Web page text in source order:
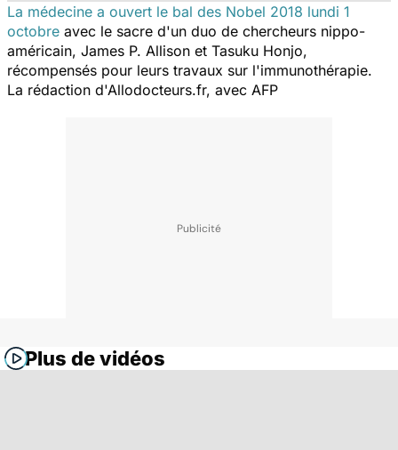
La médecine a ouvert le bal des Nobel 2018 lundi 1
octobre avec le sacre d'un duo de chercheurs nippo-
américain, James P. Allison et Tasuku Honjo,
récompensés pour leurs travaux sur l'immunothérapie.
La rédaction d'Allodocteurs.fr, avec AFP
Plus de vidéos